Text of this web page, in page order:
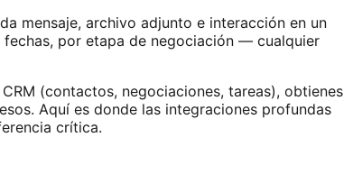
mensaje, archivo adjunto e interacción en un
por etapa de negociación — cualquier
(contactos, negociaciones, tareas), obtienes
Aquí es donde las integraciones profundas
crítica.